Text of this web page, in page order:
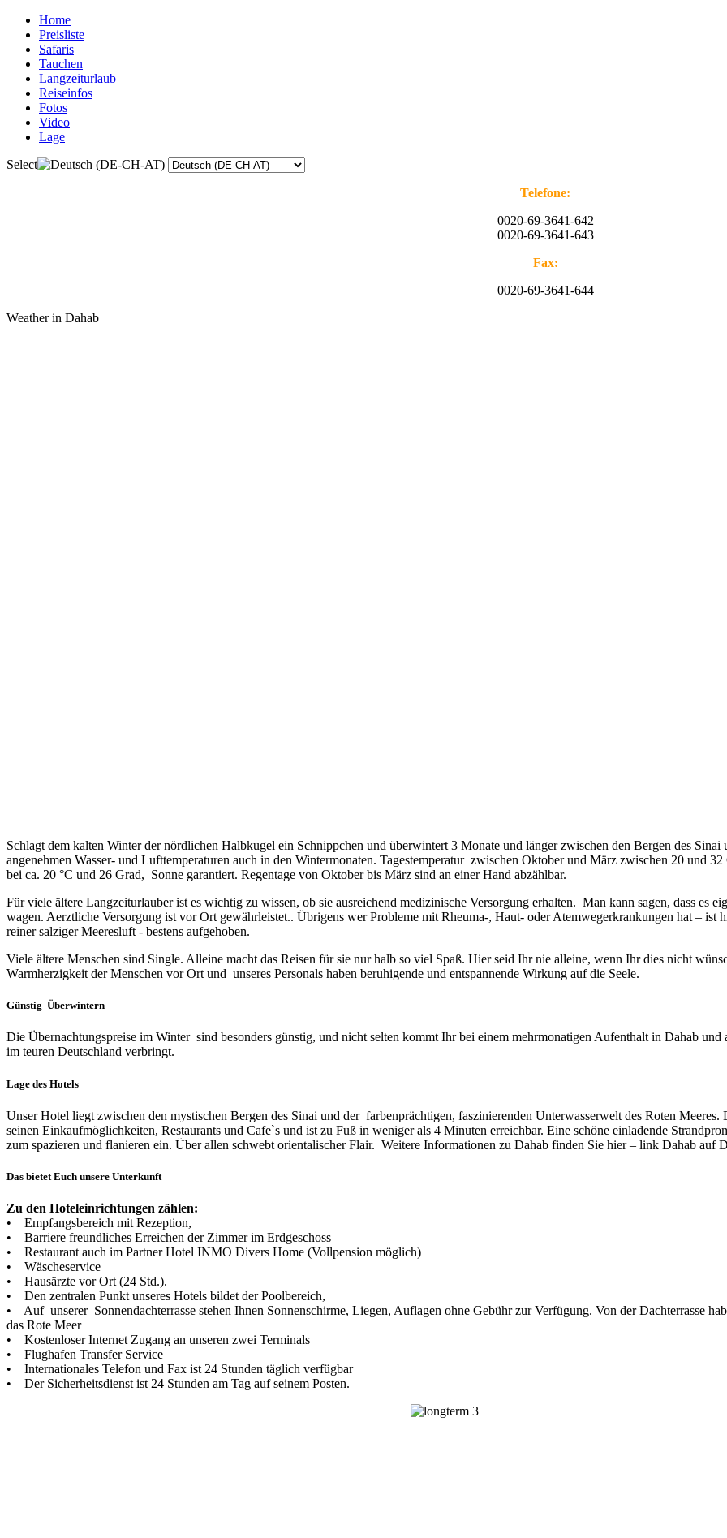
Home
Preisliste
Safaris
Tauchen
Langzeiturlaub
Reiseinfos
Fotos
Video
Lage
Select
Telefone:
0020-69-3641-642
0020-69-3641-643
Fax:
0020-69-3641-644
Weather in Dahab
Schlagt dem kalten Winter der nördlichen Halbkugel ein Schnippchen und überwintert 3 Monate und länger zwischen den Bergen des
angenehmen Wasser- und Lufttemperaturen auch in den Wintermonaten. Tagestemperatur zwischen Oktober und März zwischen 20 und
bei ca. 20 °C und 26 Grad, Sonne garantiert. Regentage von Oktober bis März sind an einer Hand abzählbar.
Für viele ältere Langzeiturlauber ist es wichtig zu wissen, ob sie ausreichend medizinische Versorgung erhalten. Man kann sagen, dass es
wagen. Aerztliche Versorgung ist vor Ort gewährleistet.. Übrigens wer Probleme mit Rheuma-, Haut- oder Atemwegerkrankungen hat –
reiner salziger Meeresluft - bestens aufgehoben.
Viele ältere Menschen sind Single. Alleine macht das Reisen für sie nur halb so viel Spaß. Hier seid Ihr nie alleine, wenn Ihr dies nicht
Warmherzigkeit der Menschen vor Ort und unseres Personals haben beruhigende und entspannende Wirkung auf die Seele.
Günstig Überwintern
Die Übernachtungspreise im Winter sind besonders günstig, und nicht selten kommt Ihr bei einem mehrmonatigen Aufenthalt in Dahab
im teuren Deutschland verbringt.
Lage des Hotels
Unser Hotel liegt zwischen den mystischen Bergen des Sinai und der farbenprächtigen, faszinierenden Unterwasserwelt des Roten
seinen Einkaufmöglichkeiten, Restaurants und Cafe`s und ist zu Fuß in weniger als 4 Minuten erreichbar. Eine schöne einladende
zum spazieren und flanieren ein. Über allen schwebt orientalischer Flair. Weitere Informationen zu Dahab finden Sie hier – link Dahab auf
Das bietet Euch unsere Unterkunft
Zu den Hoteleinrichtungen zählen:
• Empfangsbereich mit Rezeption,
• Barriere freundliches Erreichen der Zimmer im Erdgeschoss
• Restaurant auch im Partner Hotel INMO Divers Home (Vollpension möglich)
• Wäscheservice
• Hausärzte vor Ort (24 Std.).
• Den zentralen Punkt unseres Hotels bildet der Poolbereich,
• Auf unserer Sonnendachterrasse stehen Ihnen Sonnenschirme, Liegen, Auflagen ohne Gebühr zur Verfügung. Von der Dachterrasse
das Rote Meer
• Kostenloser Internet Zugang an unseren zwei Terminals
• Flughafen Transfer Service
• Internationales Telefon und Fax ist 24 Stunden täglich verfügbar
• Der Sicherheitsdienst ist 24 Stunden am Tag auf seinem Posten.